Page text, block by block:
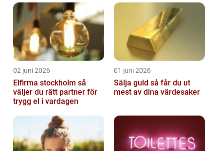
02 juni 2026
Elfirma stockholm så
väljer du rätt partner för
trygg el i vardagen
01 juni 2026
Sälja guld så får du ut
mest av dina värdesaker